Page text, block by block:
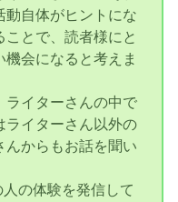
動自体がヒントにな
ことで、読者様にと
会になると考えま
ライターさんの中で
ライターさん以外の
んからもお話を聞い
の体験を発信して